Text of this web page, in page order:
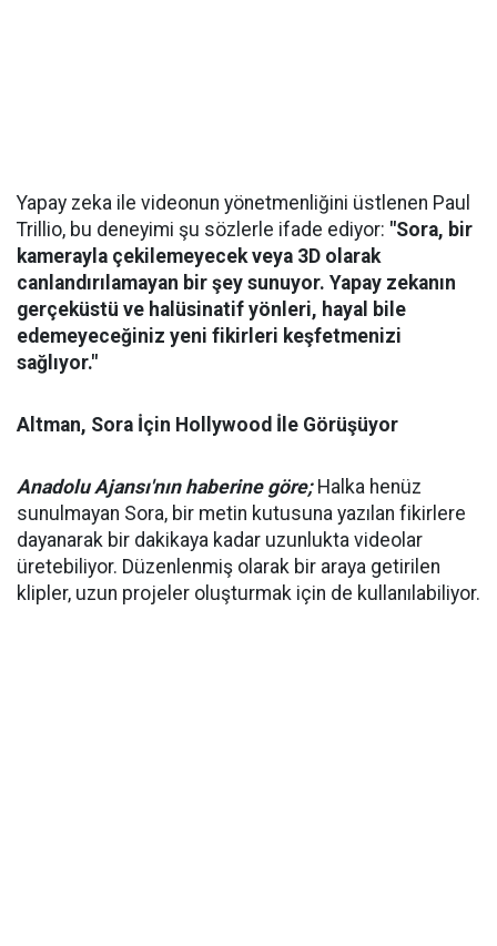
Yapay zeka ile videonun yönetmenliğini üstlenen Paul
Trillio, bu deneyimi şu sözlerle ifade ediyor: "Sora, bir
kamerayla çekilemeyecek veya 3D olarak
canlandırılamayan bir şey sunuyor. Yapay zekanın
gerçeküstü ve halüsinatif yönleri, hayal bile
edemeyeceğiniz yeni fikirleri keşfetmenizi
sağlıyor."
Altman, Sora İçin Hollywood İle Görüşüyor
Anadolu Ajansı'nın haberine göre;Halka henüz
sunulmayan Sora, bir metin kutusuna yazılan fikirlere
dayanarak bir dakikaya kadar uzunlukta videolar
üretebiliyor. Düzenlenmiş olarak bir araya getirilen
klipler, uzun projeler oluşturmak için de kullanılabiliyor.